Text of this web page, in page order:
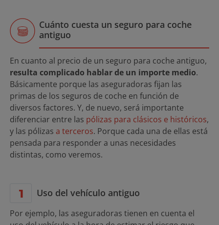
Cuánto cuesta un seguro para coche
antiguo
En cuanto al precio de un seguro para coche antiguo,
resulta complicado hablar de un importe medio.
Básicamente porque las aseguradoras fijan las
primas de los seguros de coche en función de
diversos factores. Y, de nuevo, será importante
diferenciar entre las pólizas para clásicos e históricos,
y las pólizas a terceros. Porque cada una de ellas está
pensada para responder a unas necesidades
distintas, como veremos.
Uso del vehículo antiguo
Por ejemplo, las aseguradoras tienen en cuenta el